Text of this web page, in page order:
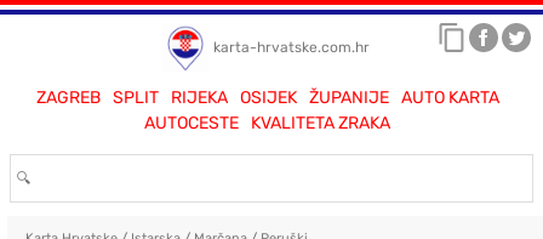
karta-hrvatske.com.hr
ZAGREB SPLIT RIJEKA OSIJEK ŽUPANIJE
AUTO KARTA
AUTOCESTE
KVALITETA ZRAKA